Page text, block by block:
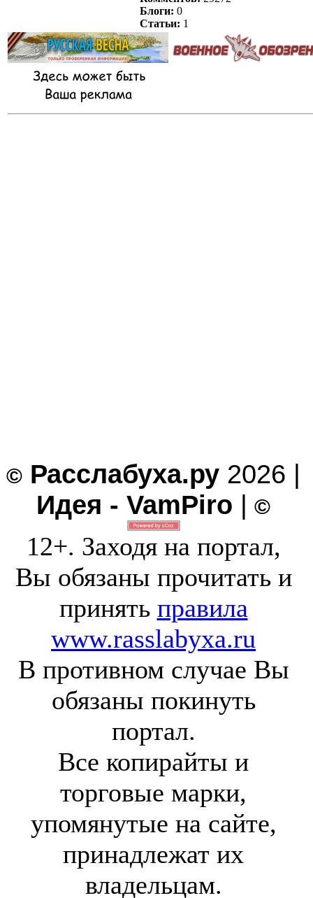
Блоги: 0
Статьи: 1
© Расслабуха.ру 2026 |
Идея - VamPiro | ©
12+. Заходя на портал,
Вы обязаны прочитать и
принять правила
www.rasslabyxa.ru
В противном случае Вы
обязаны покинуть
портал.
Все копирайты и
торговые марки,
упомянутые на сайте,
принадлежат их
владельцам.